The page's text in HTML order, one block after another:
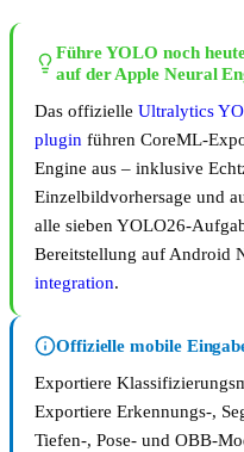
Führe YOLO noch
auf der Apple Neural
Das offizielle Ultralytics
plugin führen CoreML-
Engine aus – inklusive
Einzelbildvorhersage und
alle sieben YOLO26-
Bereitstellung auf Android
integration.
Offizielle mobile
Exportiere
Exportiere Erkennungs-,
Tiefen-, Pose- und OBB-